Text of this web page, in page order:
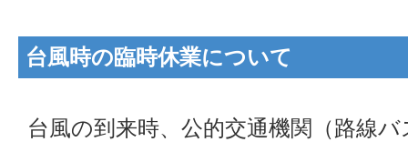
台風時の臨時休業について
台風の到来時、公的交通機関（路線